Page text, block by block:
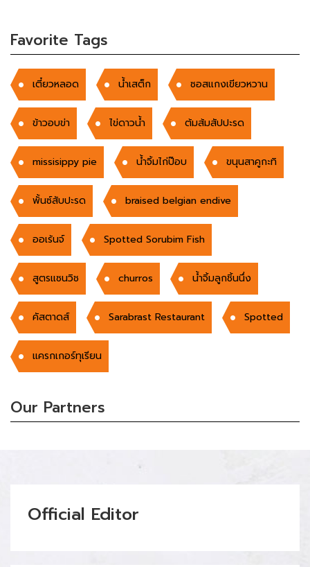
Favorite Tags
เตี๋ยวหลอด น้ำเสต็ก ซอสแกงเขียวหวาน
ข้าวอบข่า ไข่ดาวน้ำ ต้มส้มสัปปะรด
missisippy pie น้ำจิ้มไก่ป๊อบ ขนุนสาคูกะทิ
พั้นซ์สับปะรด braised belgian endive
ออเร้นจ์ Spotted Sorubim Fish
สูตรแซนวิช churros น้ำจิ้มลูกชิ้นนึ่ง
คัสตาดส์ Sarabrast Restaurant Spotted
แครกเกอร์ทุเรียน
Our Partners
Official Editor